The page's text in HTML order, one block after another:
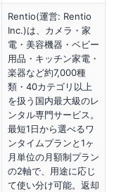
Rentio(運営: Rentio
Inc.)は、カメラ・家
電・美容機器・ベビー
用品・キッチン家電・
楽器など約7,000種
類・40カテゴリ以上
を扱う国内最大級のレ
ンタル専門サービス。
最短1日から選べるワ
ンタイムプランと1ヶ
月単位の月額制プラン
の2軸で、用途に応じ
て使い分け可能。返却